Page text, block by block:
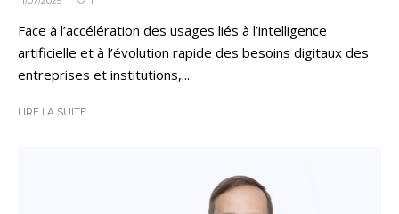
Face à l’accélération des usages liés à l’intelligence
artificielle et à l’évolution rapide des besoins digitaux des
entreprises et institutions,...
LIRE LA SUITE